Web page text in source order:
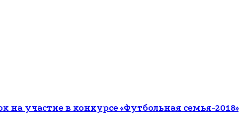
на участие в конкурсе «Футбольная семья-2018»